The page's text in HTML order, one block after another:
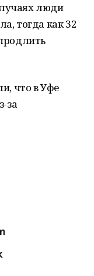
люди
тогда как 32
что в Уфе
за